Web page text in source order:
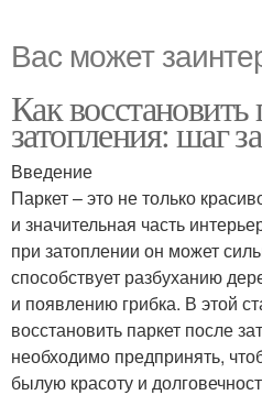
Вас может
Как восстановить
затопления: шаг
Введение
Паркет – это не только
и значительная часть
при затоплении он может
способствует разбуханию
и появлению грибка. В этой
восстановить паркет после
необходимо предпринять,
былую красоту и